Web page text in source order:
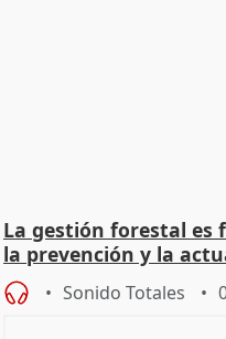
La gestión forestal
la prevención y la
Sonido Totales